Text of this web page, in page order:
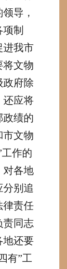
导，
制
进我市
将文物
政府除
还应将
政绩的
市文物
作的
对各地
别追
律责任
责同志
地还要
有”工